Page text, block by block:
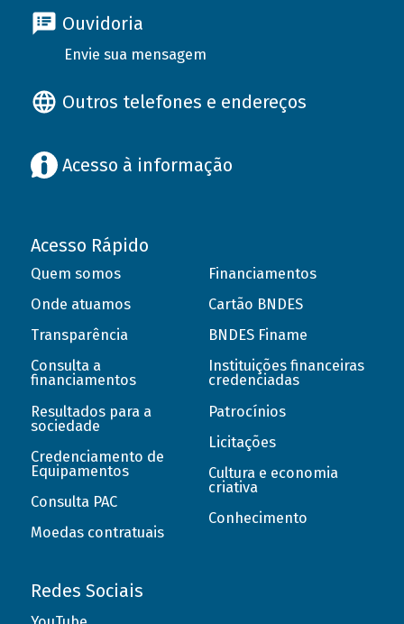
Ouvidoria
Envie sua mensagem
Outros telefones e endereços
Acesso à informação
Acesso Rápido
Quem somos
Onde atuamos
Transparência
Consulta a
financiamentos
Resultados para a
sociedade
Credenciamento de
Equipamentos
Consulta PAC
Moedas contratuais
Financiamentos
Cartão BNDES
BNDES Finame
Instituições financeiras
credenciadas
Patrocínios
Licitações
Cultura e economia
criativa
Conhecimento
Redes Sociais